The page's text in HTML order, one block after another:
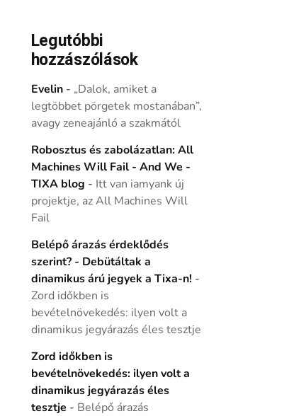
Legutóbbi
hozzászólások
Evelin- „Dalok, amiket a
legtöbbet pörgetek mostanában”,
avagy zeneajánló a szakmától
Robosztus és zabolázatlan: All
Machines Will Fail - And We -
TIXA blog - Itt van iamyank új
projektje, az All Machines Will
Fail
Belépő árazás érdeklődés
szerint? - Debütáltak a
dinamikus árú jegyek a Tixa-n! -
Zord időkben is
bevételnövekedés: ilyen volt a
dinamikus jegyárazás éles tesztje
Zord időkben is
bevételnövekedés: ilyen volt a
dinamikus jegyárazás éles
tesztje - Belépő árazás